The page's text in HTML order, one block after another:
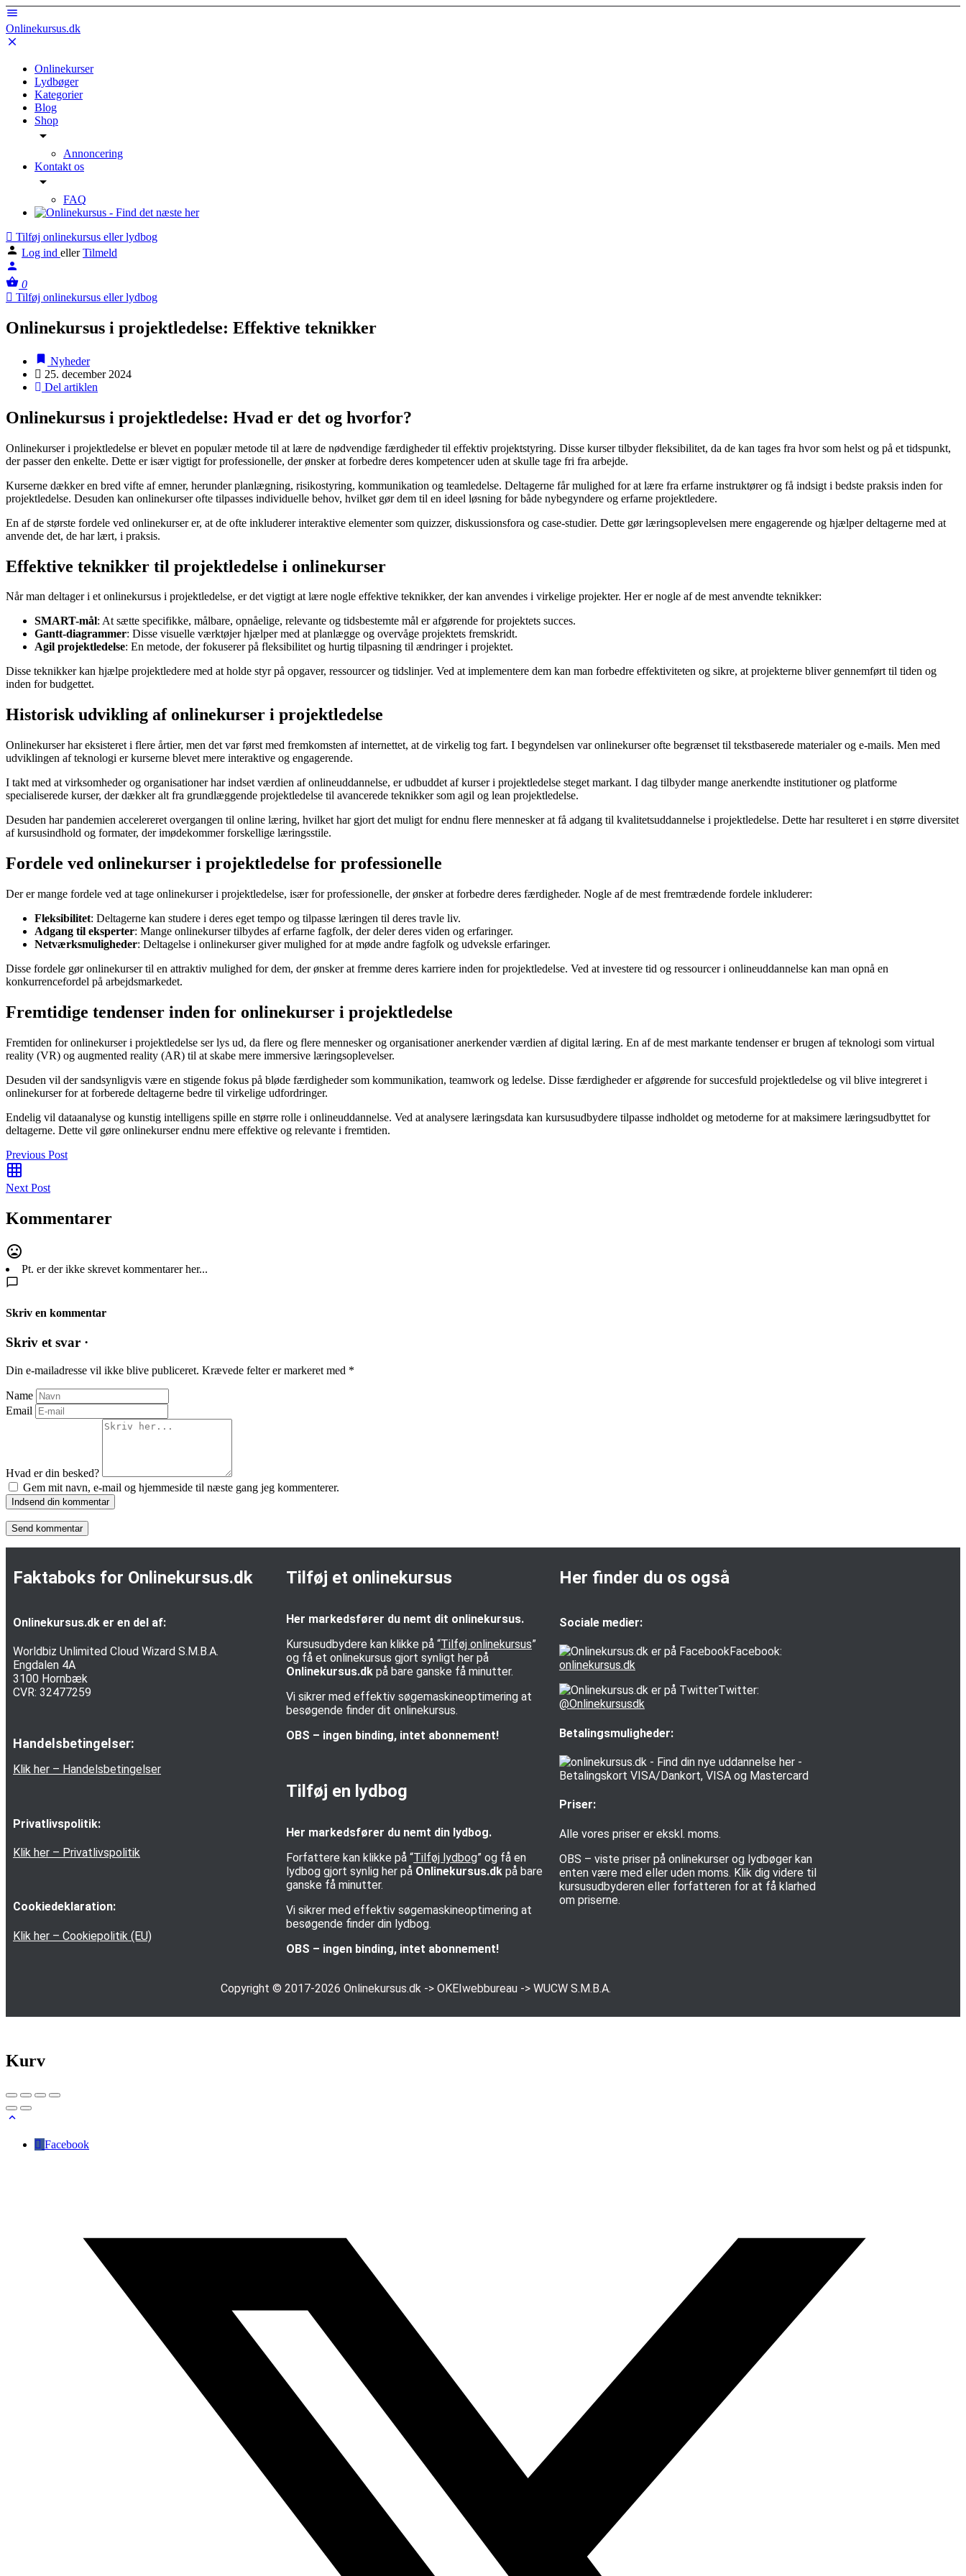
Onlinekursus.dk
Onlinekurser
Lydbøger
Kategorier
Blog
Shop
Annoncering
Kontakt os
FAQ
Tilføj onlinekursus eller lydbog
Log ind eller Tilmeld
0
Tilføj onlinekursus eller lydbog
Onlinekursus i projektledelse: Effektive teknikker
Nyheder
25. december 2024
Del artiklen
Onlinekursus i projektledelse: Hvad er det og hvorfor?
Onlinekurser i projektledelse er blevet en populær metode til at lære de nødvendige færdigheder til effektiv projektstyring. Disse kurser tilbyder fleksibilitet, da de kan tages fra hvor som helst og på et tidspunkt,
der passer den enkelte. Dette er især vigtigt for professionelle, der ønsker at forbedre deres kompetencer uden at skulle tage fri fra arbejde.
Kurserne dækker en bred vifte af emner, herunder planlægning, risikostyring, kommunikation og teamledelse. Deltagerne får mulighed for at lære fra erfarne instruktører og få indsigt i bedste praksis inden for
projektledelse. Desuden kan onlinekurser ofte tilpasses individuelle behov, hvilket gør dem til en ideel løsning for både nybegyndere og erfarne projektledere.
En af de største fordele ved onlinekurser er, at de ofte inkluderer interaktive elementer som quizzer, diskussionsfora og case-studier. Dette gør læringsoplevelsen mere engagerende og hjælper deltagerne med at
anvende det, de har lært, i praksis.
Effektive teknikker til projektledelse i onlinekurser
Når man deltager i et onlinekursus i projektledelse, er det vigtigt at lære nogle effektive teknikker, der kan anvendes i virkelige projekter. Her er nogle af de mest anvendte teknikker:
SMART-mål: At sætte specifikke, målbare, opnåelige, relevante og tidsbestemte mål er afgørende for projektets succes.
Gantt-diagrammer: Disse visuelle værktøjer hjælper med at planlægge og overvåge projektets fremskridt.
Agil projektledelse: En metode, der fokuserer på fleksibilitet og hurtig tilpasning til ændringer i projektet.
Disse teknikker kan hjælpe projektledere med at holde styr på opgaver, ressourcer og tidslinjer. Ved at implementere dem kan man forbedre effektiviteten og sikre, at projekterne bliver gennemført til tiden og
inden for budgettet.
Historisk udvikling af onlinekurser i projektledelse
Onlinekurser har eksisteret i flere årtier, men det var først med fremkomsten af internettet, at de virkelig tog fart. I begyndelsen var onlinekurser ofte begrænset til tekstbaserede materialer og e-mails. Men med
udviklingen af teknologi er kurserne blevet mere interaktive og engagerende.
I takt med at virksomheder og organisationer har indset værdien af onlineuddannelse, er udbuddet af kurser i projektledelse steget markant. I dag tilbyder mange anerkendte institutioner og platforme
specialiserede kurser, der dækker alt fra grundlæggende projektledelse til avancerede teknikker som agil og lean projektledelse.
Desuden har pandemien accelereret overgangen til online læring, hvilket har gjort det muligt for endnu flere mennesker at få adgang til kvalitetsuddannelse i projektledelse. Dette har resulteret i en større diversitet
af kursusindhold og formater, der imødekommer forskellige læringsstile.
Fordele ved onlinekurser i projektledelse for professionelle
Der er mange fordele ved at tage onlinekurser i projektledelse, især for professionelle, der ønsker at forbedre deres færdigheder. Nogle af de mest fremtrædende fordele inkluderer:
Fleksibilitet: Deltagerne kan studere i deres eget tempo og tilpasse læringen til deres travle liv.
Adgang til eksperter: Mange onlinekurser tilbydes af erfarne fagfolk, der deler deres viden og erfaringer.
Netværksmuligheder: Deltagelse i onlinekurser giver mulighed for at møde andre fagfolk og udveksle erfaringer.
Disse fordele gør onlinekurser til en attraktiv mulighed for dem, der ønsker at fremme deres karriere inden for projektledelse. Ved at investere tid og ressourcer i onlineuddannelse kan man opnå en
konkurrencefordel på arbejdsmarkedet.
Fremtidige tendenser inden for onlinekurser i projektledelse
Fremtiden for onlinekurser i projektledelse ser lys ud, da flere og flere mennesker og organisationer anerkender værdien af digital læring. En af de mest markante tendenser er brugen af teknologi som virtual
reality (VR) og augmented reality (AR) til at skabe mere immersive læringsoplevelser.
Desuden vil der sandsynligvis være en stigende fokus på bløde færdigheder som kommunikation, teamwork og ledelse. Disse færdigheder er afgørende for succesfuld projektledelse og vil blive integreret i
onlinekurser for at forberede deltagerne bedre til virkelige udfordringer.
Endelig vil dataanalyse og kunstig intelligens spille en større rolle i onlineuddannelse. Ved at analysere læringsdata kan kursusudbydere tilpasse indholdet og metoderne for at maksimere læringsudbyttet for
deltagerne. Dette vil gøre onlinekurser endnu mere effektive og relevante i fremtiden.
Previous Post
Next Post
Kommentarer
Pt. er der ikke skrevet kommentarer her...
Skriv en kommentar
Skriv et svar ·
Din e-mailadresse vil ikke blive publiceret. Krævede felter er markeret med *
Name
Email
Hvad er din besked?
Gem mit navn, e-mail og hjemmeside til næste gang jeg kommenterer.
Indsend din kommentar
Faktaboks for Onlinekursus.dk
Onlinekursus.dk er en del af:
Worldbiz Unlimited Cloud Wizard S.M.B.A.
Engdalen 4A
3100 Hornbæk
CVR: 32477259
Handelsbetingelser:
Klik her – Handelsbetingelser
Privatlivspolitik:
Klik her – Privatlivspolitik
Cookiedeklaration:
Klik her – Cookiepolitik (EU)
Tilføj et onlinekursus
Her markedsfører du nemt dit onlinekursus.
Kursusudbydere kan klikke på “Tilføj onlinekursus”
og få et onlinekursus gjort synligt her på
Onlinekursus.dkpå bare ganske få minutter.
Vi sikrer med effektiv søgemaskineoptimering at
besøgende finder dit onlinekursus.
OBS – ingen binding, intet abonnement!
Tilføj en lydbog
Her markedsfører du nemt din lydbog.
Forfattere kan klikke på “Tilføj lydbog” og få en
lydbog gjort synlig her på Onlinekursus.dkpå bare
ganske få minutter.
Vi sikrer med effektiv søgemaskineoptimering at
besøgende finder din lydbog.
OBS – ingen binding, intet abonnement!
Her finder du os også
Sociale medier:
Facebook:
onlinekursus.dk
Twitter:
@Onlinekursusdk
Betalingsmuligheder:
Priser:
Alle vores priser er ekskl. moms.
OBS – viste priser på onlinekurser og lydbøger kan
enten være med eller uden moms. Klik dig videre til
kursusudbyderen eller forfatteren for at få klarhed
om priserne.
Copyright © 2017-2026 Onlinekursus.dk-> OKEIwebbureau-> WUCW S.M.B.A.
Kurv
Facebook